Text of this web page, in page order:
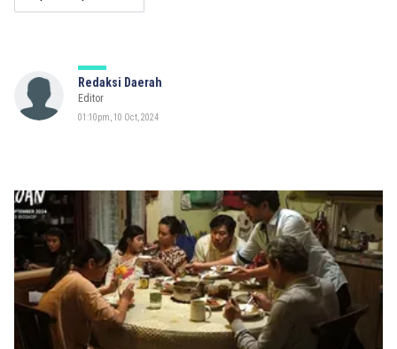
Redaksi Daerah
Editor
01:10pm, 10 Oct, 2024